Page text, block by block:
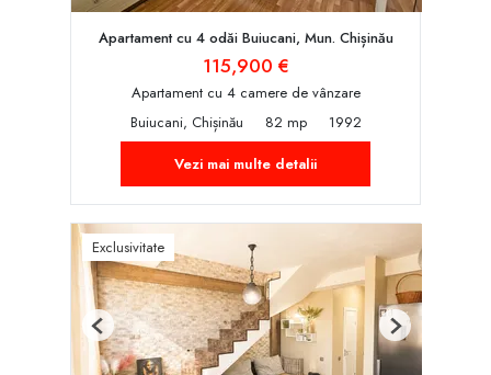
Apartament cu 4 odăi Buiucani, Mun. Chișinău
115,900 €
Apartament cu 4 camere de vânzare
Buiucani, Chișinău
82 mp
1992
Vezi mai multe detalii
Exclusivitate
Previous Next